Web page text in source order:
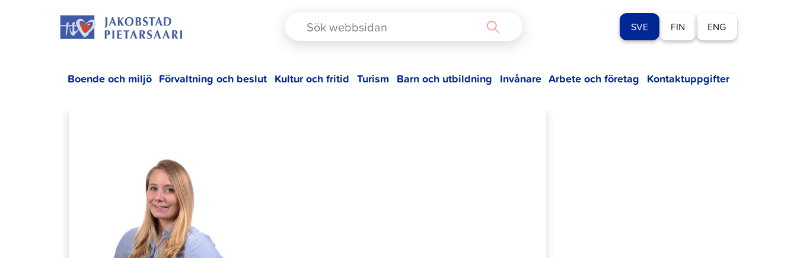
SVE FIN ENG
Boende och miljö Förvaltning och beslut Kultur och fritid Turism Barn och utbildning Invånare Arbete och företag Kontaktuppgifter